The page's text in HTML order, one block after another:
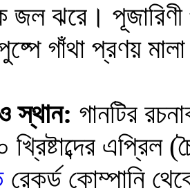
জল ঝরে।
গাঁথা প্রণয়
স্থান: গানটির
রেকর্ড কোম্পানি